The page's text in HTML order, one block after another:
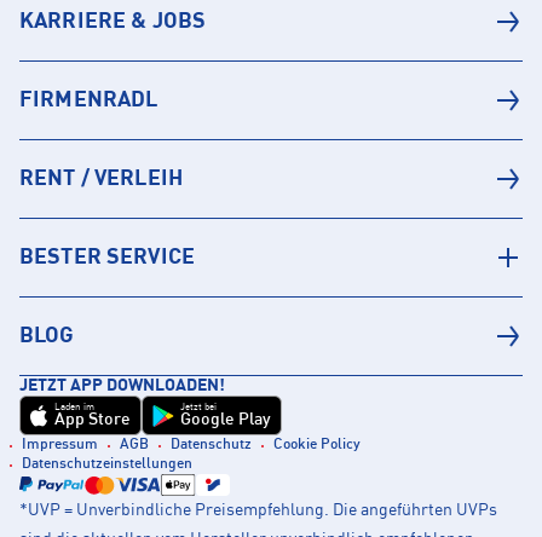
KARRIERE & JOBS
FIRMENRADL
RENT / VERLEIH
BESTER SERVICE
BLOG
JETZT APP DOWNLOADEN!
Laden im
App Store
Jetzt bei
Google Play
Impressum AGB Datenschutz
Cookie Policy
Datenschutzeinstellungen
*UVP = Unverbindliche Preisempfehlung. Die angeführten UVPs